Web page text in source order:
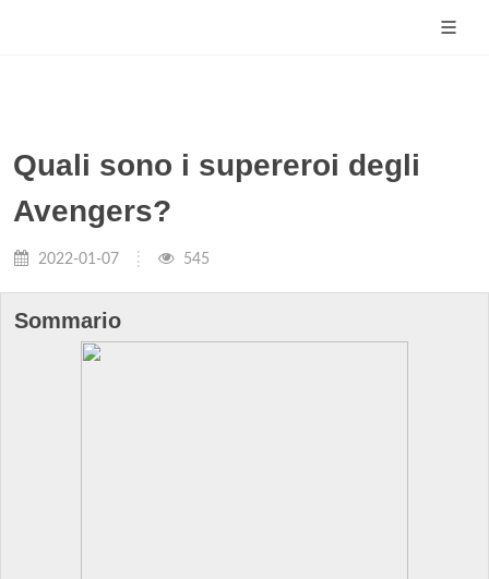
Quali sono i supereroi degli
Avengers?
2022-01-07 545
Sommario